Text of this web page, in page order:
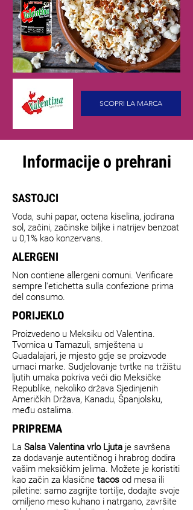
SCOPRI LA MARCA
Informacije o prehrani
SASTOJCI
Voda, suhi papar, octena kiselina, jodirana
sol, začini, začinske biljke i natrijev benzoat
u 0,1% kao konzervans.
ALERGENI
Non contiene allergeni comuni. Verificare
sempre l'etichetta sulla confezione prima
del consumo.
PORIJEKLO
Proizvedeno u Meksiku od Valentina.
Tvornica u Tamazuli, smještena u
Guadalajari, je mjesto gdje se proizvode
umaci marke. Sudjelovanje tvrtke na tržištu
ljutih umaka pokriva veći dio Meksičke
Republike, nekoliko država Sjedinjenih
Američkih Država, Kanadu, Španjolsku,
među ostalima.
PRIPREMA
La Salsa Valentina vrlo Ljuta je savršena
za dodavanje autentičnog i hrabrog dodira
vašim meksičkim jelima. Možete je koristiti
kao začin za klasične tacos od mesa ili
piletine: samo zagrijte tortilje, dodajte svoje
omiljeno meso kuhano i natrgano, završite